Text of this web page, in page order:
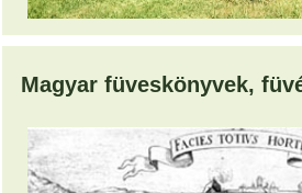
Magyar füveskönyvek,